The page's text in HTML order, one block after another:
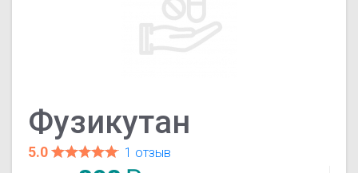
Фузикутан
5.0
1 отзыв